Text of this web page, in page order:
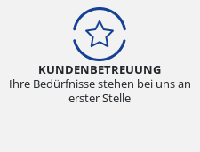
KUNDENBETREUUNG
Ihre Bedürfnisse stehen bei uns an
erster Stelle